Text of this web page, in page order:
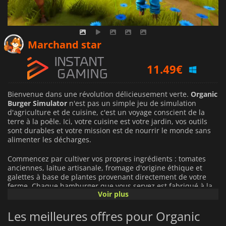
Marchand star
11.49€
12.63€
Bienvenue dans une révolution délicieusement verte. Organic
Burger Simulator n'est pas un simple jeu de simulation
d'agriculture et de cuisine, c'est un voyage conscient de la
terre à la poêle. Ici, votre cuisine est votre jardin, vos outils
sont durables et votre mission est de nourrir le monde sans
alimenter les décharges.
Commencez par cultiver vos propres ingrédients : tomates
anciennes, laitue artisanale, fromage d'origine éthique et
galettes à base de plantes provenant directement de votre
ferme. Chaque hamburger que vous servez est fabriqué à la
main avec soin, entièrement biologique et totalement
tempeh ou de perfectionner l'art du petit pain sans gluten,
vous avez toujours le contrôle de la saveur et de la
Voir plus
Les meilleures offres pour Organic